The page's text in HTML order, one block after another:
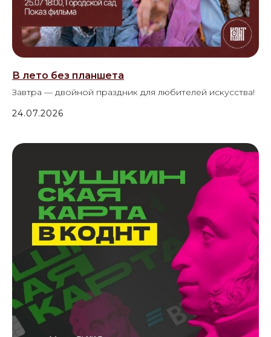
В лето без планшета
Завтра — двойной праздник для любителей искусства!
24.07.2026